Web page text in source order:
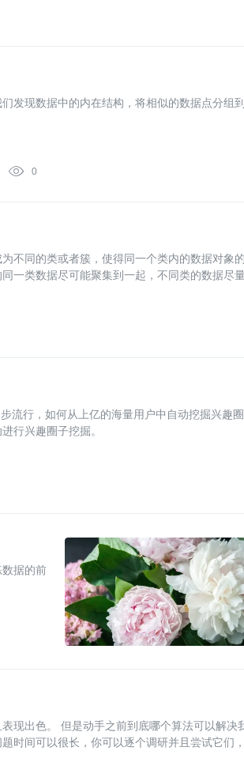
发现数据中的内在结构，将相似的数据点分组
 0
不同的类或者簇，使得同一个类内的数据对象
一类数据尽可能聚集到一起，不同类的数据尽
流行，如何从上亿的海量用户中自动挖掘兴趣
行兴趣圈子挖掘。
据的前
现出色。 但是动手之前到底哪个算法可以解决
时间可以很长，你可以逐个调研并且尝试它们